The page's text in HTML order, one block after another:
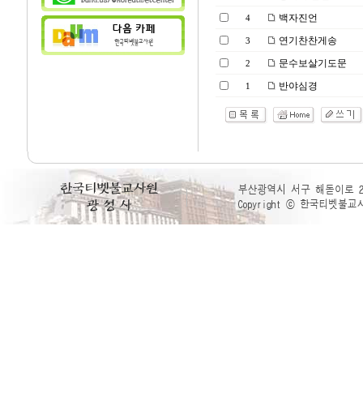
4 백자진언
3 연기찬찬게송
2 문수보살기도문
1 반야심경